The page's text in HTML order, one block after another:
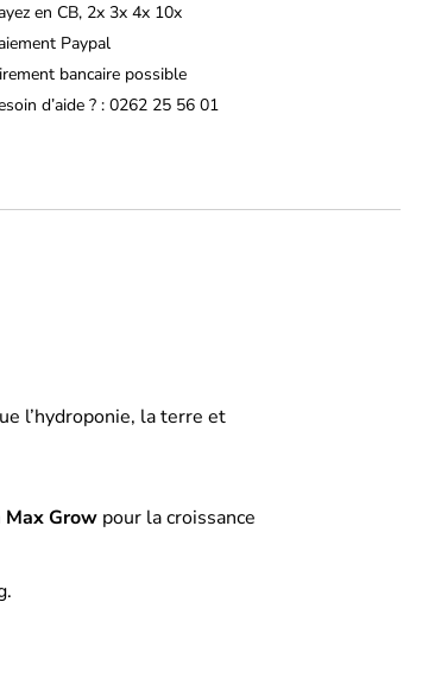
en CB, 2x 3x 4x 10x
Paypal
bancaire possible
d’aide ? : 0262 25 56 01
l’hydroponie, la terre et
Max Growpour la croissance